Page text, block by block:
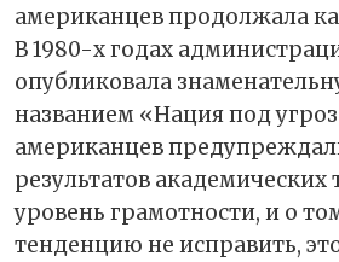
американцев продолжала
В 1980-х годах
опубликовала
названием «Нация под
американцев
результатов академических
уровень грамотности, и о
тенденцию не исправить,